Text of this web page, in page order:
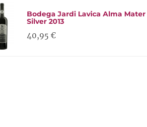
Bodega Jardi Lavica Alma Mater
Silver 2013
40,95 €